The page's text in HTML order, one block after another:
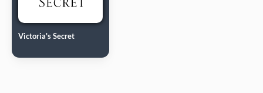
Victoria's Secret